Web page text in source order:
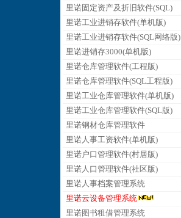
里诺固定资产及折旧软件(SQL)
里诺工业进销存软件(单机版)
里诺工业进销存软件(SQL网络版)
里诺进销存3000(单机版)
里诺仓库管理软件(工程版)
里诺仓库管理软件(SQL工程版)
里诺工业仓库管理软件(单机版)
里诺工业仓库管理软件(SQL版)
里诺钢材仓库管理软件
里诺人事工资软件(单机版)
里诺户口管理软件(村居版)
里诺人口管理软件(社区版)
里诺人事档案管理系统
里诺云设备管理系统
里诺图书租借管理系统